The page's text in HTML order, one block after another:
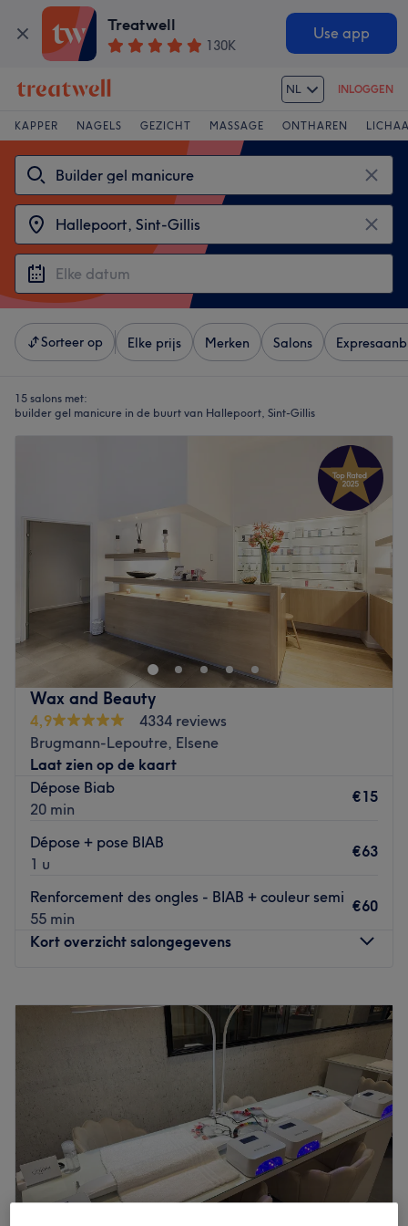
Treatwell
130K
Use app
NL INLOGGEN
KAPPER NAGELS GEZICHT MASSAGE ONTHAREN
Sorteer op Elke prijs Merken Salons
15 salons met:
builder gel manicure in de buurt van Hallepoort, Sint-Gillis
Wax and Beauty
4,9
4334 reviews
Brugmann-Lepoutre, Elsene
Laat zien op de kaart
Dépose Biab
20 min
€15
Dépose + pose BIAB
1 u
€63
Renforcement des ongles - BIAB + couleur semi
55 min
€60
Kort overzicht salongegevens
Dinsdag
08:30–
19:00
09:00–19:00
08:30
19:00
19:00
08:30–19:00
Zondag
10:00 –16:00
Wax and Beauty est un institut de beauté situé dans la
chaussée de Waterloo d’Ixelles, à Bruxelles.